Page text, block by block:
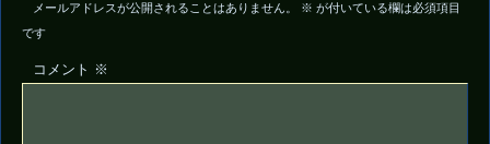
メールアドレスが公開されることはありません。 ※ が付いている欄は必須項目
です
コメント ※